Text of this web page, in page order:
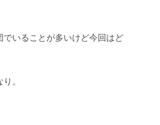
でいることが多いけど今回はど
。